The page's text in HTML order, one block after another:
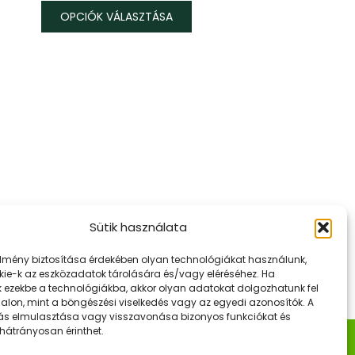
Sütik használata
biztosítása érdekében olyan technológiákat használunk,
k az eszközadatok tárolására és/vagy eléréséhez. Ha
ezekbe a technológiákba, akkor olyan adatokat dolgozhatunk fel
mint a böngészési viselkedés vagy az egyedi azonosítók. A
elmulasztása vagy visszavonása bizonyos funkciókat és
érinthet.
OPCIÓK VÁLASZTÁSA